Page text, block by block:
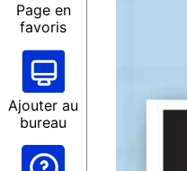
Page en
favoris
Ajouter au
bureau